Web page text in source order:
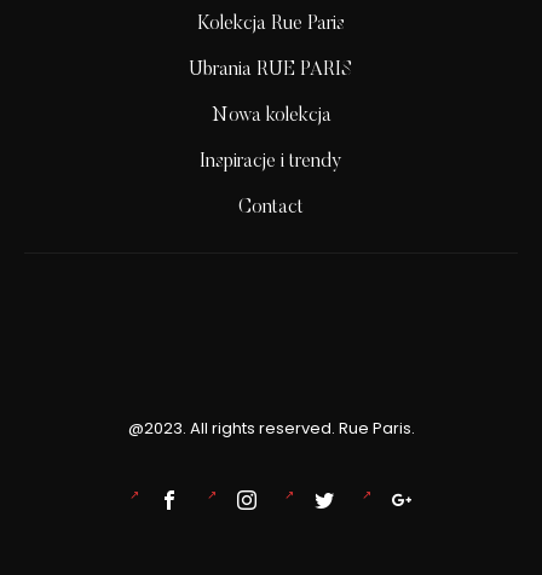
Kolekcja Rue Paris
Ubrania RUE PARIS
Nowa kolekcja
Inspiracje i trendy
Contact
@2023. All rights reserved. Rue Paris.